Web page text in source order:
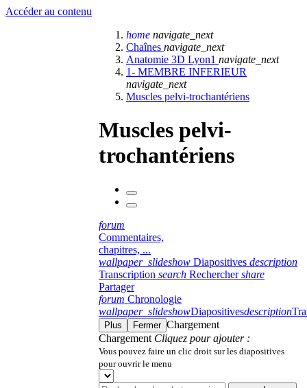
Accéder au contenu
home navigate_next
Chaînes navigate_next
Anatomie 3D Lyon1 navigate_next
1- MEMBRE INFERIEUR
navigate_next
Muscles pelvi-trochantériens
Muscles pelvi-
trochantériens
forum
Commentaires,
chapitres, ...
wallpaper_slideshow Diapositives description
Transcription search Rechercher share
Partager
forum Chronologie
wallpaper_slideshowDiapositivesdescription
Plus Fermer Chargement
Chargement Cliquez pour ajouter :
Vous pouvez faire un clic droit sur les diapositives
pour ouvrir le menu